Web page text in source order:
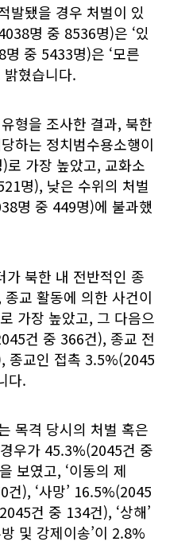
발됐을 경우 처벌이 있
명 중 8536명)은 ‘있
중 5433명)은 ‘모른
밝혔습니다.
형을 조사한 결과, 북한
하는 정치범수용소행이
가장 높았고, 교화소
명), 낮은 수위의 처벌
명 중 449명)에 불과했
가 북한 내 전반적인 종
교 활동에 의한 사건이
가장 높았고, 그 다음으
건 중 366건), 종교 전
종교인 접촉 3.5%(2045
다.
목격 당시의 처벌 혹은
우가 45.3%(2045건 중
보였고, ‘이동의 제
), ‘사망’ 16.5%(2045
건 중 134건), ‘상해’
및 강제이송’이 2.8%